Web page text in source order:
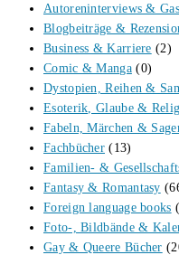
Autoreninterviews &
Blogbeiträge &
Business & Karriere (2)
Comic & Manga (0)
Dystopien, Reihen &
Esoterik, Glaube &
Fabeln, Märchen &
Fachbücher (13)
Familien- &
Fantasy & Romantasy
Foreign language books
Foto-, Bildbände &
Gay & Queere Bücher